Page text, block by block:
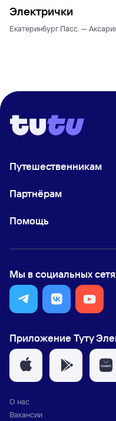
Электрички
Екатеринбург Пасс. —
Путешественникам
Партнёрам
Помощь
Мы в социальных
Приложение Туту
О нас
Вакансии